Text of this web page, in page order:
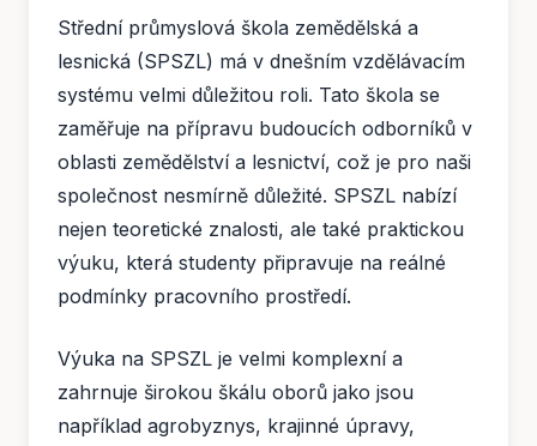
Střední průmyslová škola zemědělská a
lesnická (SPSZL) má v dnešním vzdělávacím
systému velmi důležitou roli. Tato škola se
zaměřuje na přípravu budoucích odborníků v
oblasti zemědělství a lesnictví, což je pro naši
společnost nesmírně důležité. SPSZL nabízí
nejen teoretické znalosti, ale také praktickou
výuku, která studenty připravuje na reálné
podmínky pracovního prostředí.
Výuka na SPSZL je velmi komplexní a
zahrnuje širokou škálu oborů jako jsou
například agrobyznys, krajinné úpravy,